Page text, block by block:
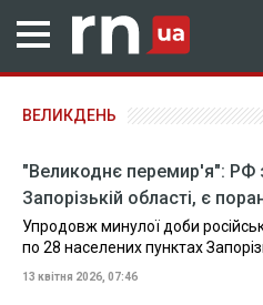
ВЕЛИКДЕНЬ
"Великоднє перемир'я": РФ
Запорізькій області, є
Упродовж минулої доби
по 28 населених пунктах
13 квітня 2026, 07:46